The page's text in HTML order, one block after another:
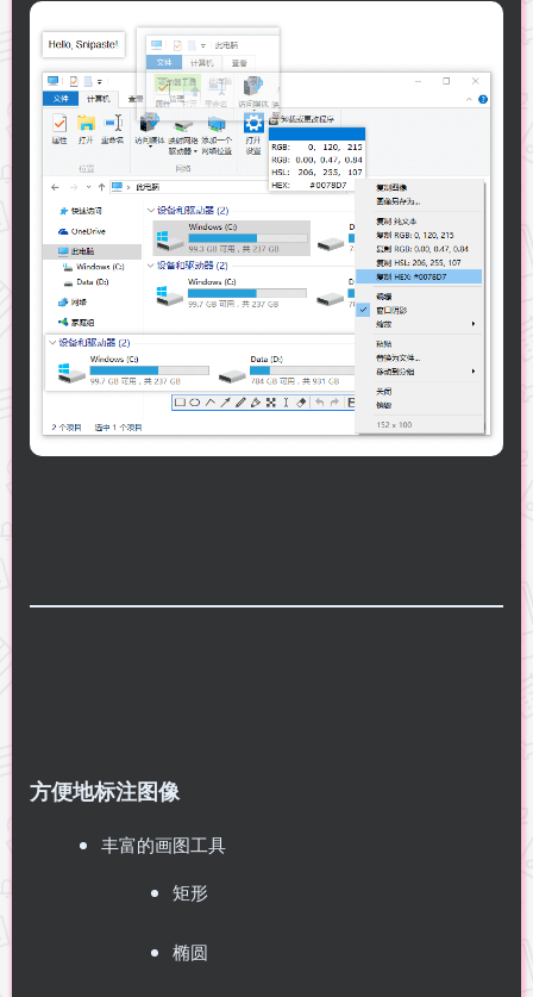
方便地标注图像
丰富的画图工具
矩形
椭圆